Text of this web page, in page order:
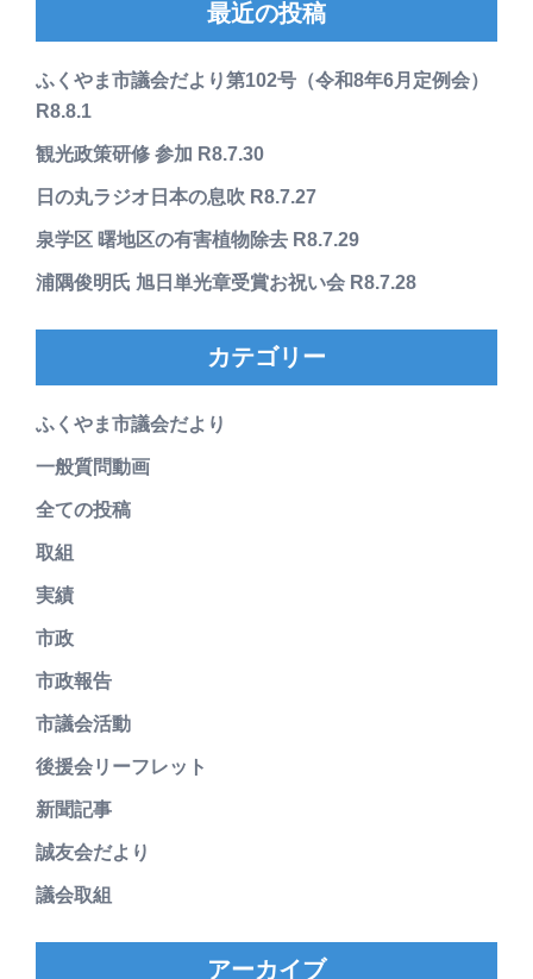
最近の投稿
ふくやま市議会だより第102号（令和8年6月定例会）
R8.8.1
観光政策研修 参加 R8.7.30
日の丸ラジオ日本の息吹 R8.7.27
泉学区 曙地区の有害植物除去 R8.7.29
浦隅俊明氏 旭日単光章受賞お祝い会 R8.7.28
カテゴリー
ふくやま市議会だより
一般質問動画
全ての投稿
取組
実績
市政
市政報告
市議会活動
後援会リーフレット
新聞記事
誠友会だより
議会取組
アーカイブ